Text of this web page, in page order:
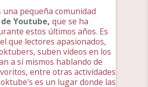
una pequeña comunidad
Youtube, que se ha
estos últimos años. Es
que lectores apasionados,
suben videos en los
a sí mismos hablando de
entre otras actividades
es un lugar donde las